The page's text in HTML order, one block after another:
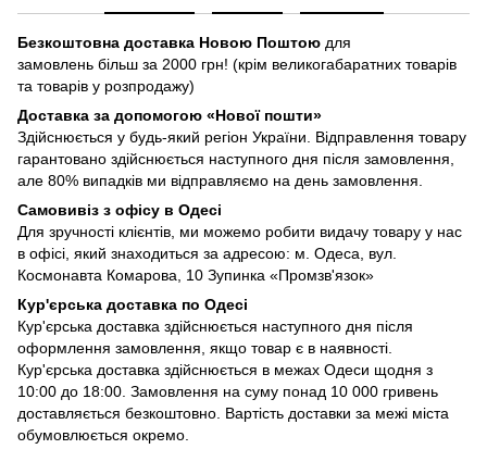
Безкоштовна доставка Новою Поштою для
замовлень більш за 2000 грн! (крім великогабаратних товарів
та товарів у розпродажу)
Доставка за допомогою «Нової пошти»
Здійснюється у будь-який регіон України. Відправлення товару
гарантовано здійснюється наступного дня після замовлення,
але 80% випадків ми відправляємо на день замовлення.
Самовивіз з офісу в Одесі
Для зручності клієнтів, ми можемо робити видачу товару у нас
в офісі, який знаходиться за адресою: м. Одеса, вул.
Космонавта Комарова, 10 Зупинка «Промзв'язок»
Кур'єрська доставка по Одесі
Кур'єрська доставка здійснюється наступного дня після
оформлення замовлення, якщо товар є в наявності.
Кур'єрська доставка здійснюється в межах Одеси щодня з
10:00 до 18:00. Замовлення на суму понад 10 000 гривень
доставляється безкоштовно. Вартість доставки за межі міста
обумовлюється окремо.